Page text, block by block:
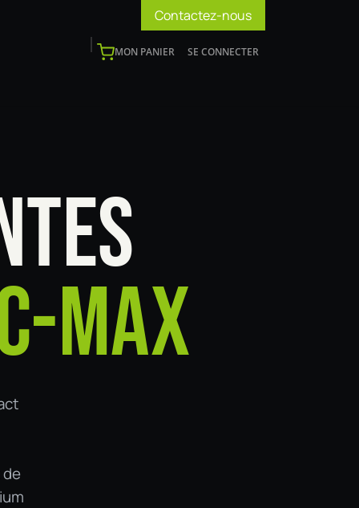
Contactez-nous
MON PANIER SE CONNECTER
MAX